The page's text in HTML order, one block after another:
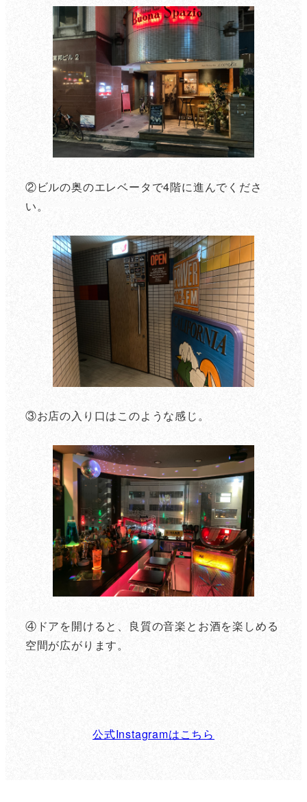
②ビルの奥のエレベータで4階に進んでくださ
い。
③お店の入り口はこのような感じ。
④ドアを開けると、良質の音楽とお酒を楽しめる
空間が広がります。
公式Instagramはこちら